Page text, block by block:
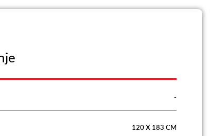
-
120 X 183 CM